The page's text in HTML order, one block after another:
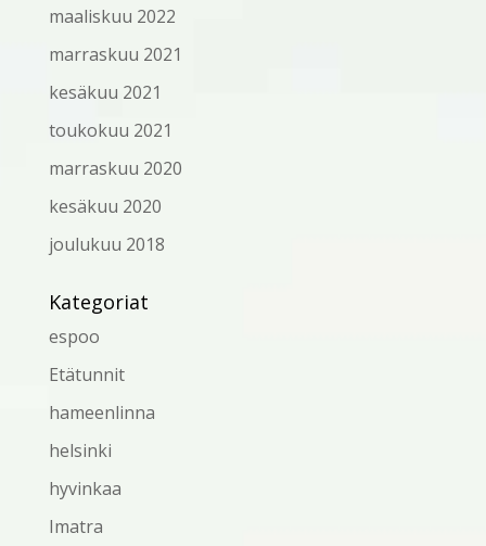
maaliskuu 2022
marraskuu 2021
kesäkuu 2021
toukokuu 2021
marraskuu 2020
kesäkuu 2020
joulukuu 2018
Kategoriat
espoo
Etätunnit
hameenlinna
helsinki
hyvinkaa
Imatra